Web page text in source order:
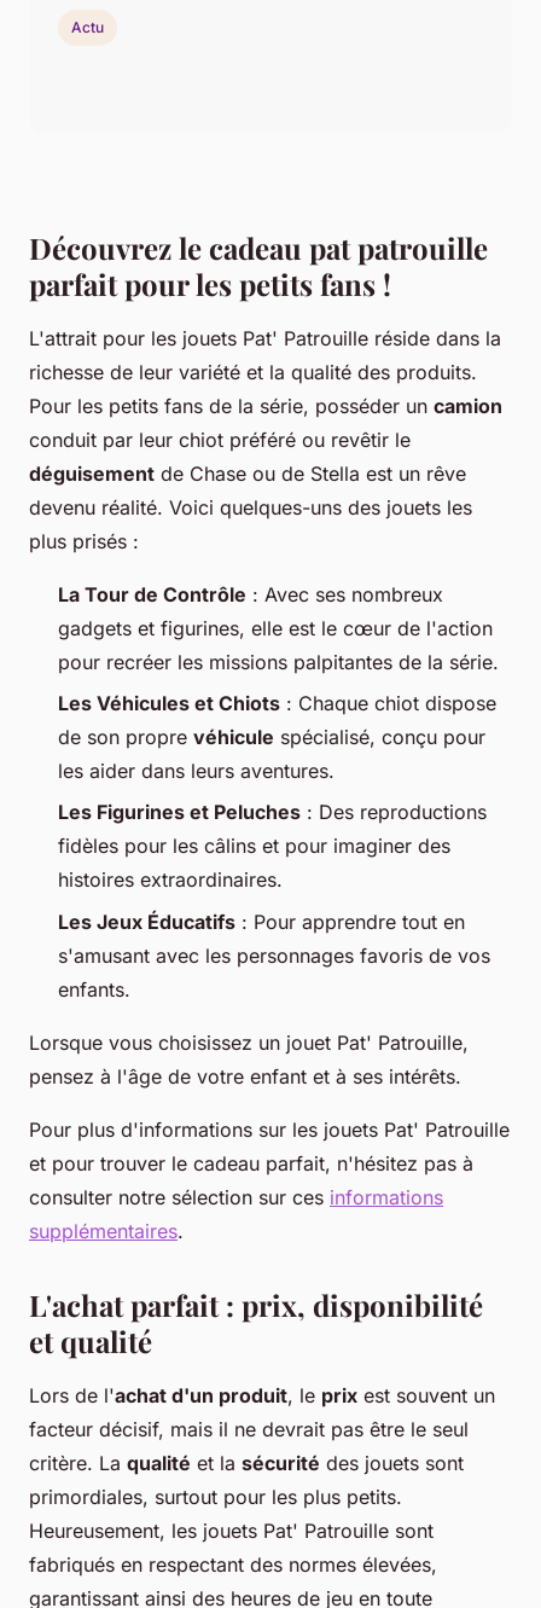
Découvrez le cadeau pat patrouille
parfait pour les petits fans !
L'attrait pour les jouets Pat' Patrouille réside dans la
richesse de leur variété et la qualité des produits.
Pour les petits fans de la série, posséder un camion
conduit par leur chiot préféré ou revêtir le
déguisement de Chase ou de Stella est un rêve
devenu réalité. Voici quelques-uns des jouets les
plus prisés :
La Tour de Contrôle : Avec ses nombreux
gadgets et figurines, elle est le cœur de l'action
pour recréer les missions palpitantes de la série.
Les Véhicules et Chiots : Chaque chiot dispose
de son propre véhicule spécialisé, conçu pour
les aider dans leurs aventures.
Les Figurines et Peluches : Des reproductions
fidèles pour les câlins et pour imaginer des
histoires extraordinaires.
Les Jeux Éducatifs : Pour apprendre tout en
s'amusant avec les personnages favoris de vos
enfants.
Lorsque vous choisissez un jouet Pat' Patrouille,
pensez à l'âge de votre enfant et à ses intérêts.
Pour plus d'informations sur les jouets Pat' Patrouille
et pour trouver le cadeau parfait, n'hésitez pas à
consulter notre sélection sur ces informations
supplémentaires.
L'achat parfait : prix, disponibilité
et qualité
Lors de l'achat d'un produit, le prix est souvent un
facteur décisif, mais il ne devrait pas être le seul
critère. La qualité et la sécurité des jouets sont
primordiales, surtout pour les plus petits.
Heureusement, les jouets Pat' Patrouille sont
fabriqués en respectant des normes élevées,
garantissant ainsi des heures de jeu en toute
Actu